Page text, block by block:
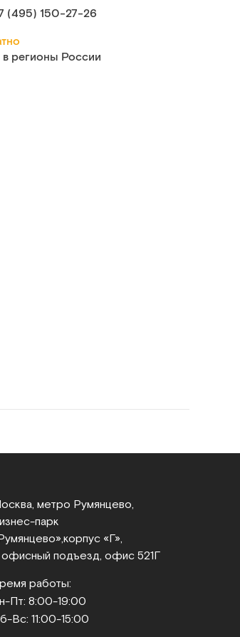
(495) 150‑27‑26
в регионы России
метро Румянцево,
корпус «Г»,
офисный подъезд, офис 521Г
работы:
Пт: 8:00-19:00
Вс: 11:00-15:00